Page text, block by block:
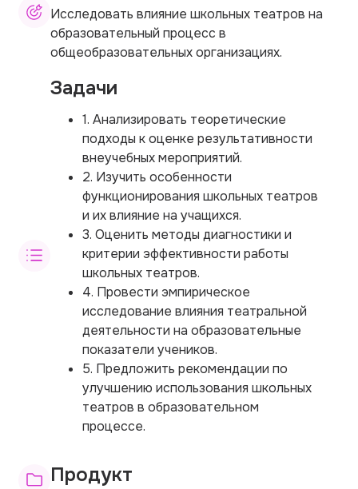
Исследовать влияние школьных театров на
образовательный процесс в
общеобразовательных организациях.
Задачи
1. Анализировать теоретические
подходы к оценке результативности
внеучебных мероприятий.
2. Изучить особенности
функционирования школьных театров
и их влияние на учащихся.
3. Оценить методы диагностики и
критерии эффективности работы
школьных театров.
4. Провести эмпирическое
исследование влияния театральной
деятельности на образовательные
показатели учеников.
5. Предложить рекомендации по
улучшению использования школьных
театров в образовательном
процессе.
Продукт